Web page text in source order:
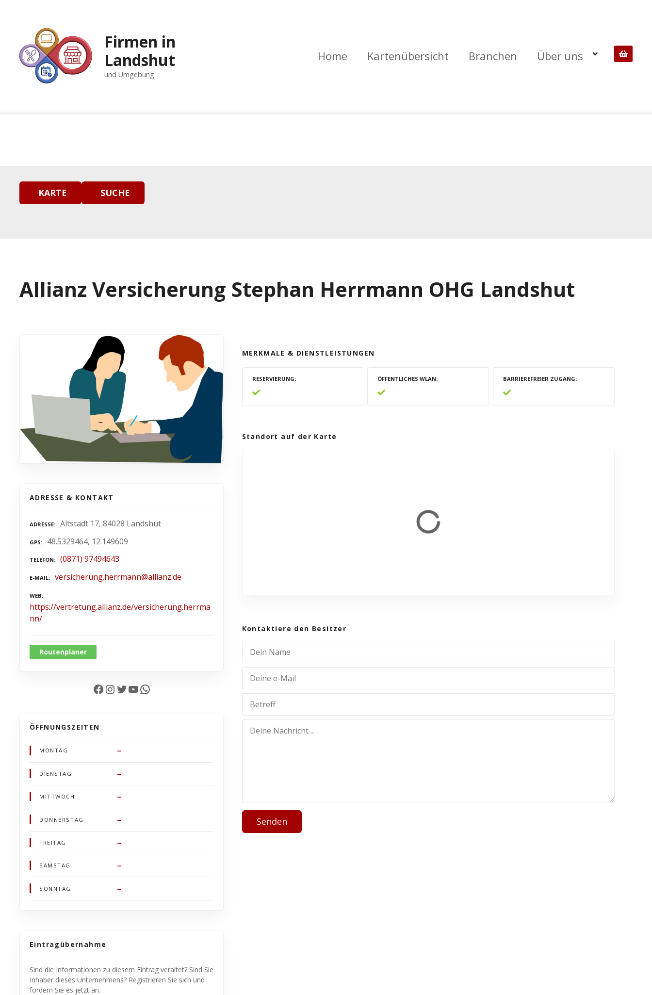
g
Firmen in
Landshut
und Umgebung
Home Kartenübersicht Branchen Über uns
KARTE SUCHE
Allianz Versicherung Stephan Herrmann OHG Landshut
ADRESSE & KONTAKT
ADRESSE Altstadt 17, 84028 Landshut
GPS 48.5329464, 12.149609
TELEFON (0871) 97494643
E-MAIL versicherung.herrmann@allianz.de
WEB
https://vertretung.allianz.de/versicherung.herrma
nn/
Routenplaner
Facebook InstagramTwitter YouTube WhatsApp
ÖFFNUNGSZEITEN
MONTAG –
DIENSTAG –
MITTWOCH –
DONNERSTAG –
FREITAG –
SAMSTAG –
SONNTAG –
Eintragübernahme
Sind die Informationen zu diesem Eintrag veraltet? Sind Sie
Inhaber dieses Unternehmens? Registrieren Sie sich und
fordern Sie es jetzt an.
MERKMALE & DIENSTLEISTUNGEN
RESERVIERUNG ÖFFENTLICHES WLAN BARRIEREFREIER ZUGANG
Standort auf der Karte
Kontaktiere den Besitzer
Senden